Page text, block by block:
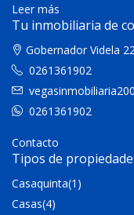
Leer más
Tu inmobiliaria de
Gobernador Videla
0261361902
0261361902
Contacto
Tipos de
Casaquinta(1)
Casas(4)